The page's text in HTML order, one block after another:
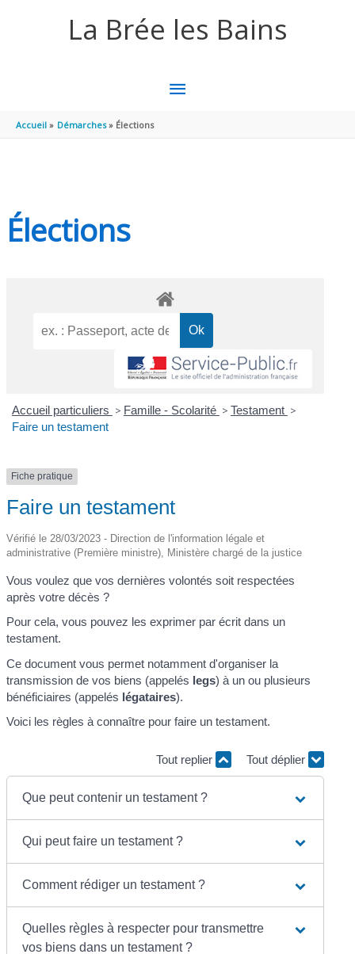
La Brée les Bains
MENU
Accueil Démarches Élections
Élections
Accueil particuliers > Famille - Scolarité > Testament >
Faire un testament
Fiche pratique
Faire un testament
Vérifié le 28/03/2023 - Direction de l'information légale et
administrative (Première ministre), Ministère chargé de la justice
Vous voulez que vos dernières volontés soit respectées
après votre décès ?
Pour cela, vous pouvez les exprimer par écrit dans un
testament.
Ce document vous permet notamment d'organiser la
transmission de vos biens (appelés legs) à un ou plusieurs
bénéficiaires (appelés légataires).
Voici les règles à connaître pour faire un testament.
Tout replier Tout déplier
Que peut contenir un testament ?
Qui peut faire un testament ?
Comment rédiger un testament ?
Quelles règles à respecter pour transmettre
vos biens dans un testament ?